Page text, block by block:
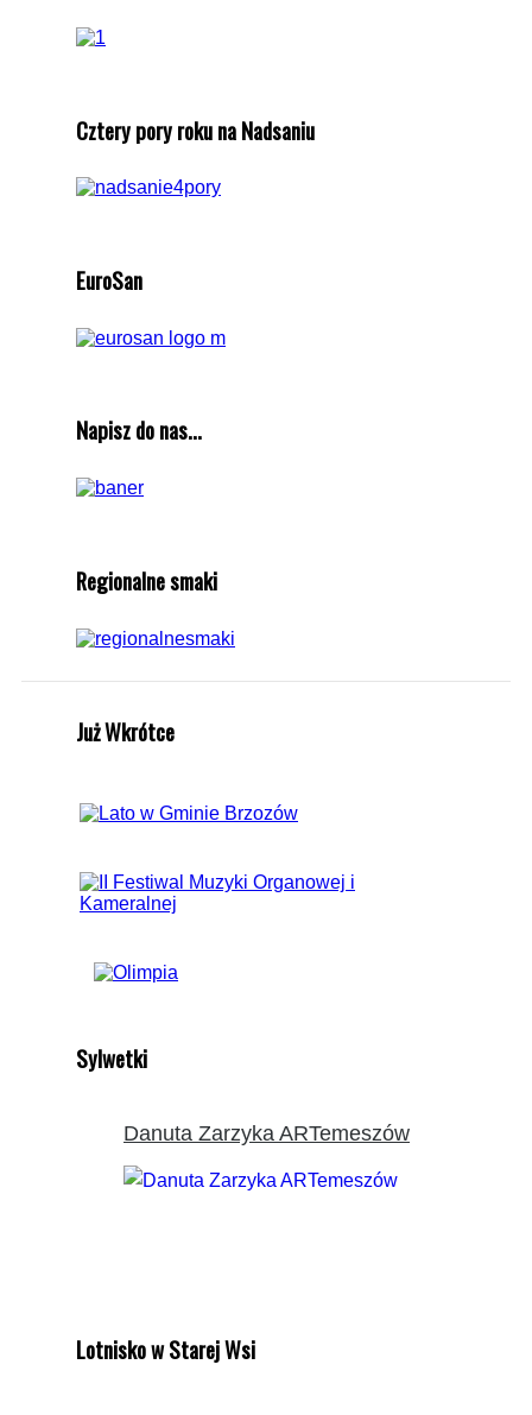
Cztery pory roku na Nadsaniu
EuroSan
Napisz do nas...
Regionalne smaki
Już Wkrótce
Sylwetki
Danuta Zarzyka ARTemeszów
Lotnisko w Starej Wsi